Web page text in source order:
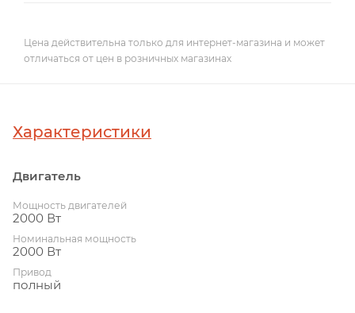
Цена действительна только для интернет-магазина и может
отличаться от цен в розничных магазинах
Характеристики
Двигатель
Мощность двигателей
2000 Вт
Номинальная мощность
2000 Вт
Привод
полный